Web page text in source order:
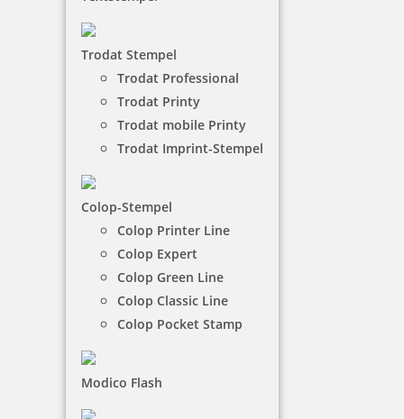
Trodat Stempel
Trodat Professional
Trodat Printy
Trodat mobile Printy
Trodat Imprint-Stempel
Colop-Stempel
Colop Printer Line
Colop Expert
Colop Green Line
Colop Classic Line
Colop Pocket Stamp
Modico Flash
Anbieterin angebotenen Leistungen zum Zwecke ihrer selbständigen
beruflichen oder gewerblichen Tätigkeit oder im Rahmen ihrer
behördlichen oder dienstlichen Tätigkeit bestellen und/oder
verwenden. Verbraucher im Sinne von §13 BGB sind von der
Nutzung der angebotenen Leistung ausgeschlossen.
Versand
Versandkosten innerhalb Deutschland 6,90 € (Netto)